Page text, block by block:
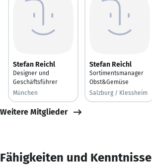
Stefan Reichl
Designer und
Geschäftsführer
München
Stefan Reichl
Sortimentsmanager
Obst&Gemüse
Salzburg / Klessheim
Weitere Mitglieder
Fähigkeiten und Kenntnisse